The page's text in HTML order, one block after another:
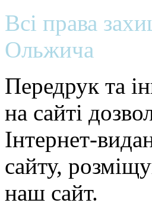
Всі права
Ольжича
Передрук та
на сайті
Інтернет-
сайту,
наш сайт.